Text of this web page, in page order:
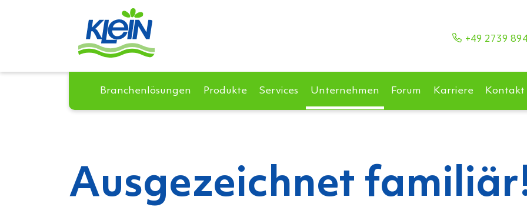
+49 2739
Branchenlösungen Produkte Services Unternehmen Forum Karriere Kontakt
Ausgezeichnet